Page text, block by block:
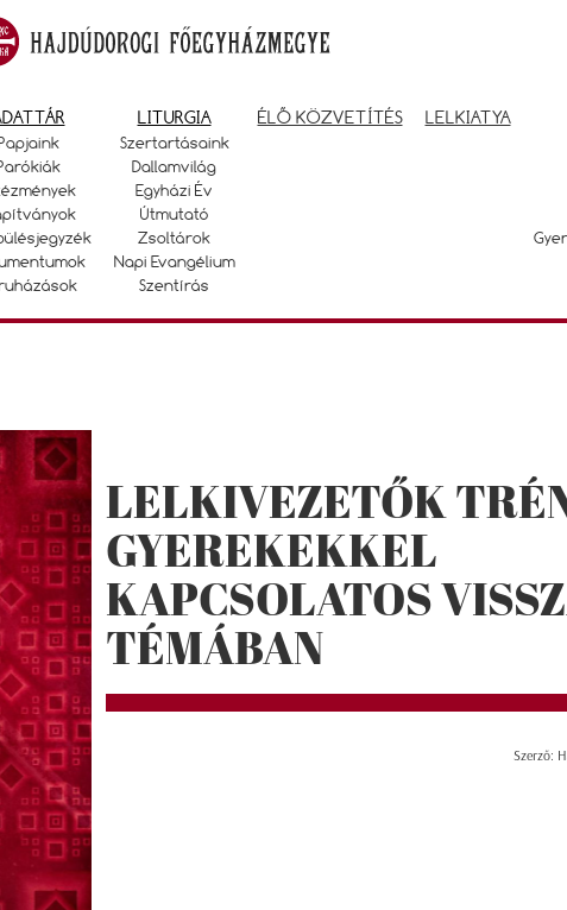
LITURGIA
Szertartásaink
Dallamvilág
Egyházi Év
Útmutató
Zsoltárok
Napi Evangélium
Szentírás
ÉLŐ KÖZVETÍTÉS LELKIATYA
LELKIVEZETŐK
GYEREKEKKEL
KAPCSOLATOS
TÉMÁBAN
Szerző: